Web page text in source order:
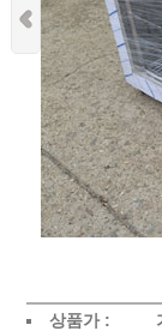
상품가 :